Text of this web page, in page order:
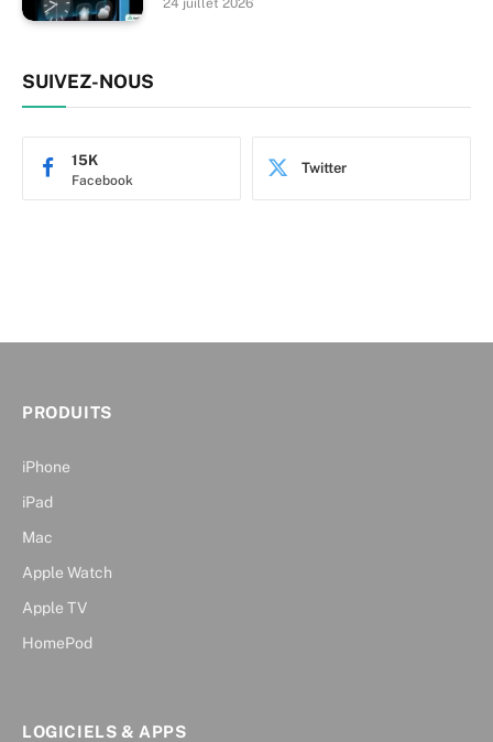
SUIVEZ-NOUS
Facebook
15K Twitter
PRODUITS
iPhone
iPad
Mac
Apple Watch
Apple TV
HomePod
LOGICIELS & APPS